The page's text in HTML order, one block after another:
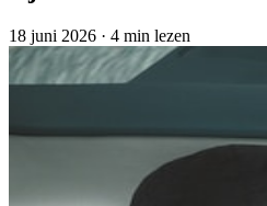
18 juni 2026 · 4 min lezen